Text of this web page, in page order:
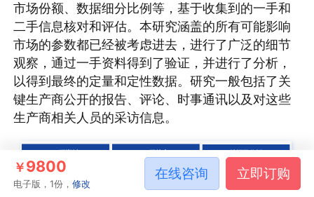
市场份额、数据细分比例等，基于收集到的一手和
二手信息核对和评估。本研究涵盖的所有可能影响
市场的参数都已经被考虑进去，进行了广泛的细节
观察，通过一手资料得到了验证，并进行了分析，
以得到最终的定量和定性数据。研究一般包括了关
键生产商公开的报告、评论、时事通讯以及对这些
生产商相关人员的采访信息。
￥9800
电子版，1份，修改
在线咨询 立即订购